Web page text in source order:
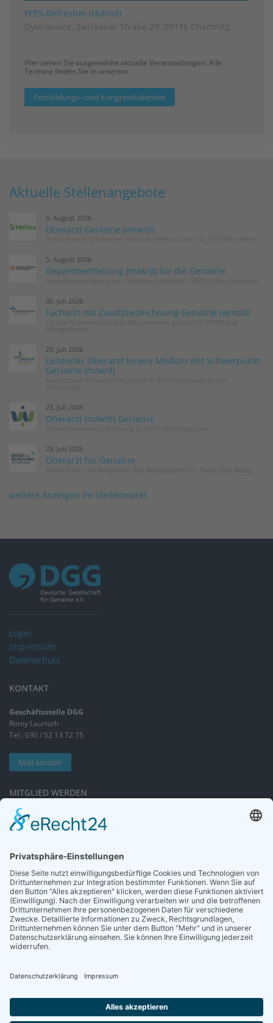
FEES-Refresher (Hybrid)
Dystravoice, Zwickauer Straße 29, 09116 Chemnitz
Hier sehen Sie ausgewählte aktuelle Veranstaltungen. Alle
Termine finden Sie in unserem
Fortbildungs- und Kongresskalender
Aktuelle Stellenangebote
5. August 2026
Oberarzt Geriatrie (m/w/d)
5. August 2026
Departmentleitung (m/w/d) für die Geriatrie
30. Juli 2026
Facharzt mit Zusatzbezeichnung Geriatrie (w/m/d)
29. Juli 2026
Leitender Oberarzt Innere Medizin mit Schwerpunkt
Geriatrie (m/w/d)
23. Juli 2026
Oberarzt (m/w/d) Geriatrie
23. Juli 2026
Oberarzt für Geriatrie
weitere Anzeigen im Stellenmarkt
Login
Impressum
Datenschutz
KONTAKT
Geschäftsstelle DGG
Romy Laurisch
Tel.: 030 / 52 13 72 75
Mail senden
MITGLIED WERDEN
Sieben gute Gründe
für Ihre Mitgliedschaft
NEWSLETTER
Neuigkeiten rund um die Geriatrie und die DGG – regelmäßig in Ihrem
Postfach.
Die Zeitschrift für Gerontologie und Geriatrie informiert über Neues aus